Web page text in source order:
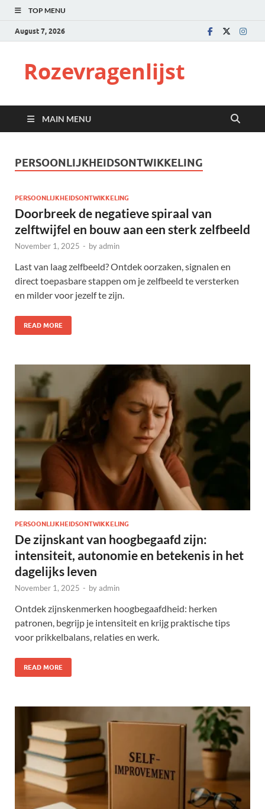
TOP MENU
August 7, 2026
Rozevragenlijst
MAIN MENU
PERSOONLIJKHEIDSONTWIKKELING
PERSOONLIJKHEIDSONTWIKKELING
Doorbreek de negatieve spiraal van
zelftwijfel en bouw aan een sterk zelfbeeld
November 1, 2025 - byadmin
Last van laag zelfbeeld? Ontdek oorzaken, signalen en
direct toepasbare stappen om je zelfbeeld te versterken
en milder voor jezelf te zijn.
READ MORE
PERSOONLIJKHEIDSONTWIKKELING
De zijnskant van hoogbegaafd zijn:
intensiteit, autonomie en betekenis in het
dagelijks leven
November 1, 2025 - byadmin
Ontdek zijnskenmerken hoogbegaafdheid: herken
patronen, begrijp je intensiteit en krijg praktische tips
voor prikkelbalans, relaties en werk.
READ MORE